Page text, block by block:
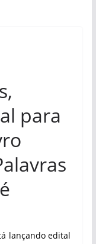
para
lançando edital